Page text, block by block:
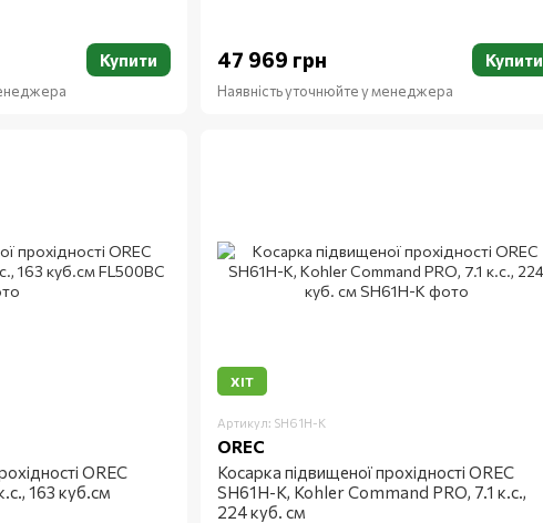
Купити 47 969 грн Купити
Наявність уточнюйте у менеджера
OREC
163 куб.см
ХІТ
Артикул: SH61H-K
OREC
Косарка підвищеної прохідності OREC
SH61H-K, Kohler Command PRO, 7.1 к.с.,
224 куб. см